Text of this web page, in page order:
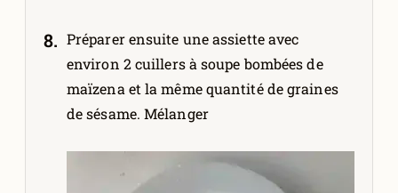
Préparer ensuite une assiette avec
environ 2 cuillers à soupe bombées de
maïzena et la même quantité de graines
de sésame. Mélanger